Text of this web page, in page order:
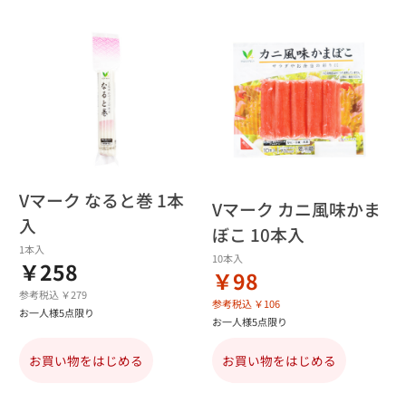
Vマーク なると巻 1本
入
1本入
￥258
参考税込 ￥279
お一人様5点限り
お買い物をはじめる
Vマーク カニ風味かま
ぼこ 10本入
10本入
￥98
参考税込 ￥106
お一人様5点限り
お買い物をはじめる